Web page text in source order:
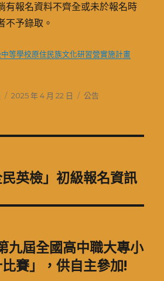
有報名資料不齊全或未於報名時
不予錄取。
等學校原住民族文化研習營實施計畫
發
2025 年 4 月 22 日
分
公告
民英檢」初級報名資訊
九屆全國高中職大專小
賽」，供自主參加!